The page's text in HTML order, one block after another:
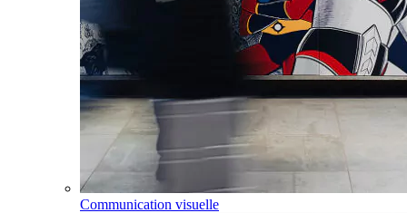
Communication visuelle